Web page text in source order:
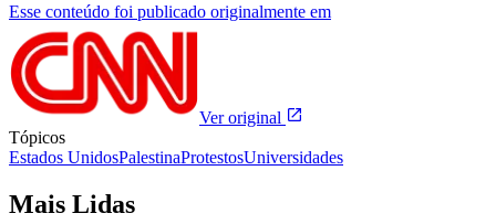
Esse conteúdo foi publicado originalmente em
Ver original
Tópicos
Estados UnidosPalestinaProtestosUniversidades
Mais Lidas